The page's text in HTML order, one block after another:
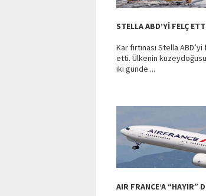
STELLA ABD’Yİ FELÇ
Kar fırtınası Stella
etti. Ülkenin
iki günde ...
AIR FRANCE’A “HAYIR”